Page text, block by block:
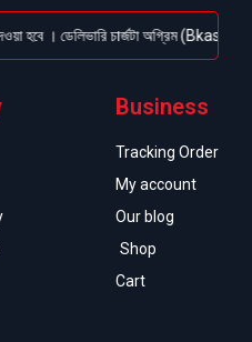
। ডেলিভারি চার্জটা অগ্রিম (Bkash/
Business
Tracking Order
My account
Our blog
Shop
Cart